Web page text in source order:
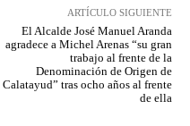
ARTÍCULO SIGUIENTE
El Alcalde José Manuel Aranda
agradece a Michel Arenas “su gran
trabajo al frente de la
Denominación de Origen de
Calatayud” tras ocho años al frente
de ella